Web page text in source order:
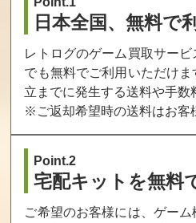
日本全国、無料で
レトログのゲーム買取サー
でも無料でご利用いただけ
立までに発生する送料や手数
※ご返却希望時の送料はお客
Point.2
宅配キットを無料
ご希望のお客様には、ゲーム